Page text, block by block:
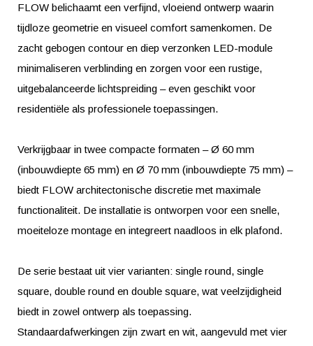
FLOW belichaamt een verfijnd, vloeiend ontwerp waarin
tijdloze geometrie en visueel comfort samenkomen. De
zacht gebogen contour en diep verzonken LED-module
minimaliseren verblinding en zorgen voor een rustige,
uitgebalanceerde lichtspreiding – even geschikt voor
residentiële als professionele toepassingen.
Verkrijgbaar in twee compacte formaten – Ø 60 mm
(inbouwdiepte 65 mm) en Ø 70 mm (inbouwdiepte 75 mm) –
biedt FLOW architectonische discretie met maximale
functionaliteit. De installatie is ontworpen voor een snelle,
moeiteloze montage en integreert naadloos in elk plafond.
De serie bestaat uit vier varianten: single round, single
square, double round en double square, wat veelzijdigheid
biedt in zowel ontwerp als toepassing.
Standaardafwerkingen zijn zwart en wit, aangevuld met vier